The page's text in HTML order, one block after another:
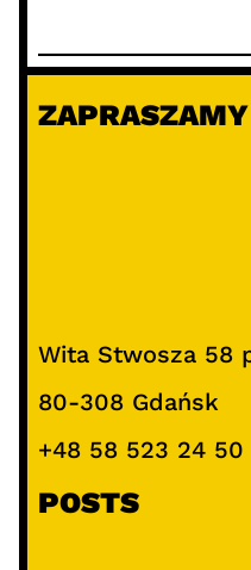
ZAPRASZAMY
Wita Stwosza 58
80-308 Gdańsk
+48 58 523 24 50
POSTS